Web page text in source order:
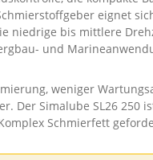
eignet
niedrige bis mittlere
und
weniger
Der Simalube SL26 250
Schmierfett